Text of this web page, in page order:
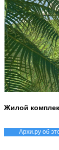
Жилой
Архи.ру об